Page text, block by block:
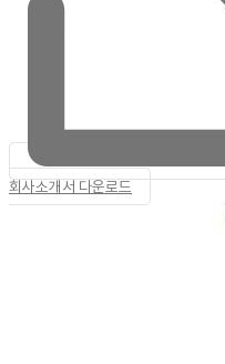
회사소개서 다운로드